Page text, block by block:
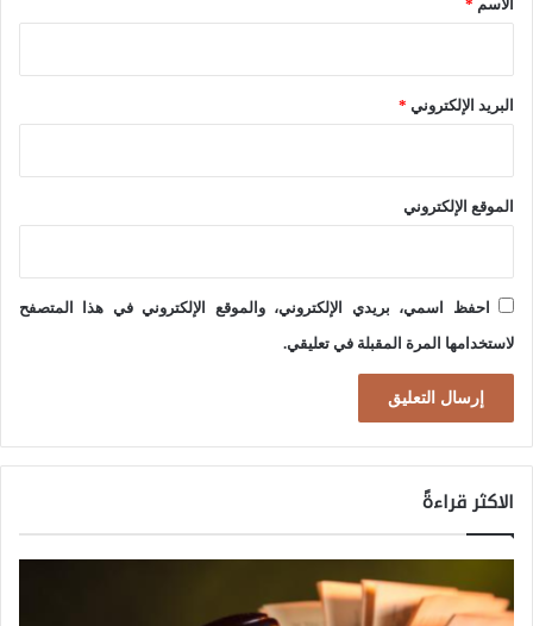
ى
ا
ه
ل
ت
ر
ة
و
ل
الاسم *
البريد الإلكتروني *
الموقع الإلكتروني
احفظ اسمي، بريدي الإلكتروني، والموقع الإلكتروني في هذا المتصفح
لاستخدامها المرة المقبلة في تعليقي.
الاكثر قراءةً